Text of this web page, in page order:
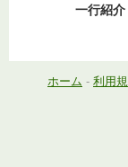
一行紹介
ホーム - 利用